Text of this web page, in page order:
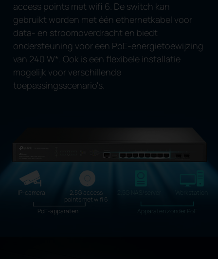
IP-camera
2,5G access
points met wifi 6
PoE-apparaten
Apparaten zonder PoE
access points met wifi 6. De switch kan
gebruikt worden met één ethernetkabel voor
data- en stroomoverdracht en biedt
ondersteuning voor een PoE-energietoewijzing
van 240 W*. Ook is een flexibele installatie
mogelijk voor verschillende
toepassingsscenario's.